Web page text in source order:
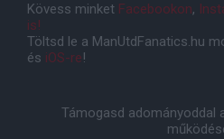
Kövess minket Facebookon,
is!
Töltsd le a ManUtdFanatics.hu
és iOS-re!
Támogasd adományoddal